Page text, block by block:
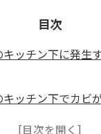
目次
ッチン下に発生
ッチン下でカビ
ズ福岡の専門的な